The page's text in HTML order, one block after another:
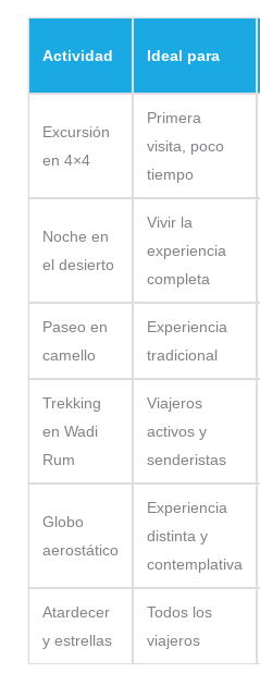
Actividad Ideal para
Excursión
en 4×4
Primera
visita, poco
tiempo
Noche en
el desierto
Vivir la
experiencia
completa
Paseo en
camello
Experiencia
tradicional
Trekking
en Wadi
Rum
Viajeros
activos y
senderistas
Globo
aerostático
Experiencia
distinta y
contemplativa
Atardecer
y estrellas
Todos los
viajeros